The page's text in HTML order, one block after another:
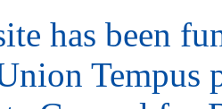
has been
Tempus